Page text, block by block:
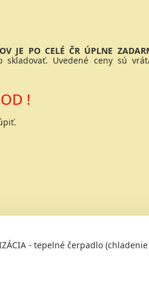
JE PO CELÉ ČR ÚPLNE
skladovať. Uvedené ceny sú
!
- tepelné čerpadlo (chladenie